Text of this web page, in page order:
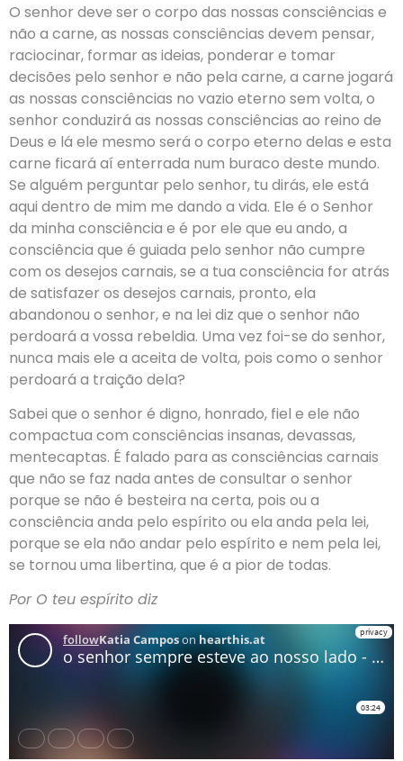
O senhor deve ser o corpo das nossas consciências e
não a carne, as nossas consciências devem pensar,
raciocinar, formar as ideias, ponderar e tomar
decisões pelo senhor e não pela carne, a carne jogará
as nossas consciências no vazio eterno sem volta, o
senhor conduzirá as nossas consciências ao reino de
Deus e lá ele mesmo será o corpo eterno delas e esta
carne ficará aí enterrada num buraco deste mundo.
Se alguém perguntar pelo senhor, tu dirás, ele está
aqui dentro de mim me dando a vida. Ele é o Senhor
da minha consciência e é por ele que eu ando, a
consciência que é guiada pelo senhor não cumpre
com os desejos carnais, se a tua consciência for atrás
de satisfazer os desejos carnais, pronto, ela
abandonou o senhor, e na lei diz que o senhor não
perdoará a vossa rebeldia. Uma vez foi-se do senhor,
nunca mais ele a aceita de volta, pois como o senhor
perdoará a traição dela?
Sabei que o senhor é digno, honrado, fiel e ele não
compactua com consciências insanas, devassas,
mentecaptas. É falado para as consciências carnais
que não se faz nada antes de consultar o senhor
porque se não é besteira na certa, pois ou a
consciência anda pelo espírito ou ela anda pela lei,
porque se ela não andar pelo espírito e nem pela lei,
se tornou uma libertina, que é a pior de todas.
Por O teu espírito diz